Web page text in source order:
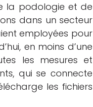
la podologie et de
dans un secteur
employées pour
en moins d’une
les mesures et
qui se connecte
les fichiers